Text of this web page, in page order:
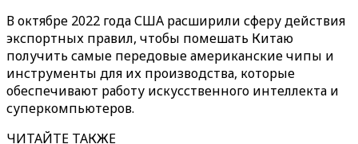
В октябре 2022 года США расширили сферу действия
экспортных правил, чтобы помешать Китаю
получить самые передовые американские чипы и
инструменты для их производства, которые
обеспечивают работу искусственного интеллекта и
суперкомпьютеров.
ЧИТАЙТЕ ТАКЖЕ